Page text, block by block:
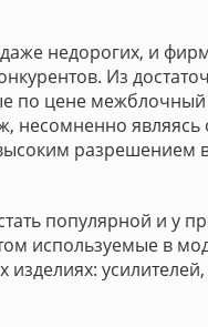
недорогих, и
Из
по цене межблочный
несомненно
разрешением
популярной и у
используемые в
усилителей,